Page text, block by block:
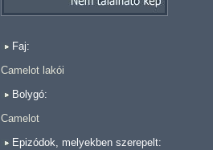
Faj:
Camelot lakói
Bolygó:
Camelot
Epizódok, melyekben szerepelt: